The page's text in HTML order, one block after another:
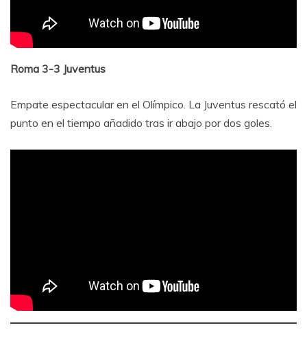
Roma 3-3 Juventus
Empate espectacular en el Olímpico. La Juventus rescató el
punto en el tiempo añadido tras ir abajo por dos goles.